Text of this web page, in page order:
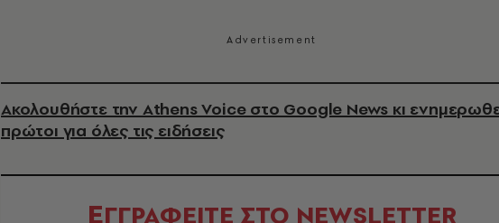
Ακολουθήστε την Athens Voice στο Google News κι
πρώτοι για όλες τις ειδήσεις
ΕΓΓΡΑΦΕΙΤΕ ΣΤΟ NEWSLETTER